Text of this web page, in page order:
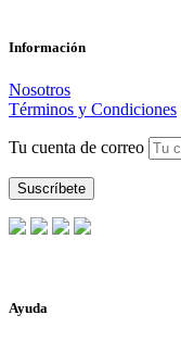
Información
Nosotros
Términos y Condiciones
Tu cuenta de correo
Ayuda